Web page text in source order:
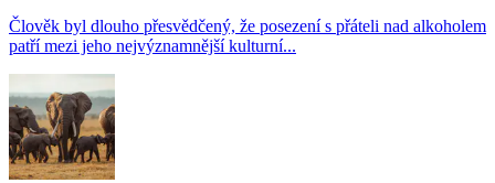
Člověk byl dlouho přesvědčený, že posezení s přáteli nad alkoholem
patří mezi jeho nejvýznamnější kulturní...